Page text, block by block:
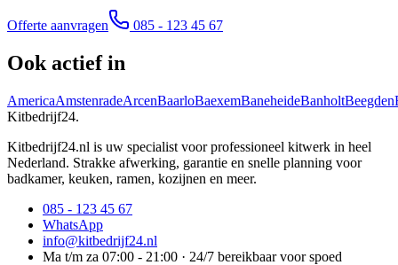
Offerte aanvragen 085 - 123 45 67
Ook actief in
AmericaAmstenradeArcenBaarloBaexemBaneheideBanholtBeegden
Kitbedrijf24.
Kitbedrijf24.nl is uw specialist voor professioneel kitwerk in heel
Nederland. Strakke afwerking, garantie en snelle planning voor
badkamer, keuken, ramen, kozijnen en meer.
085 - 123 45 67
WhatsApp
info@kitbedrijf24.nl
Ma t/m za 07:00 - 21:00 · 24/7 bereikbaar voor spoed